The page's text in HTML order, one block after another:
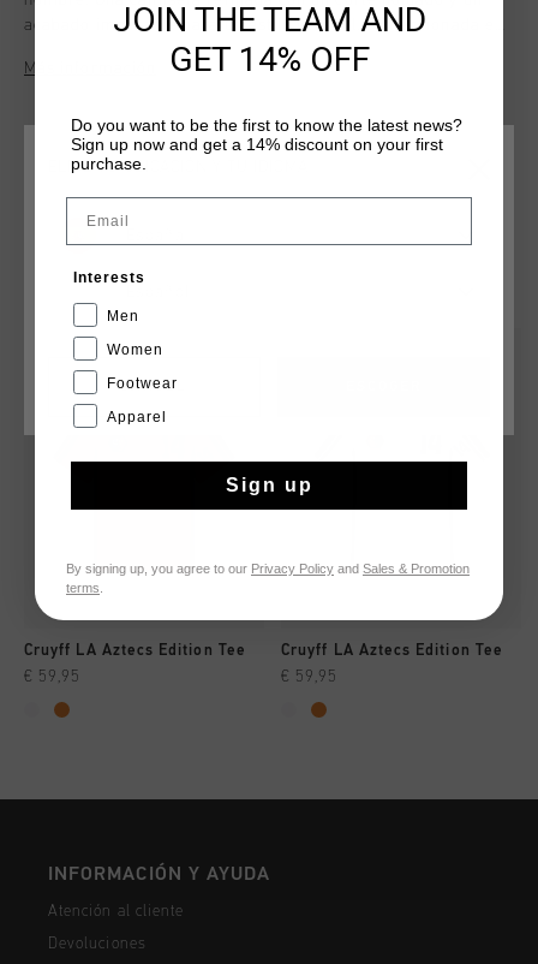
acabado impecable para un estilo versatil. Confeccionada en
95 % algodon y 5 % elastano, esta camiseta luce un logotipo
hexagonal semicircular en el cuello. El logotipo de Cruyff se
centro de la espalda.
Más información
QUIZÁ TU GUSTA ESTO
Cruyff LA Aztecs Edition Tee
€ 59,95
Cruyff LA Aztecs Edition Tee
€ 59,95
INFORMACIÓN Y AYUDA
Atención al cliente
Devoluciones
ELIGE TU UBICACIÓN Y TU IDIOMA
CANCEL
JOIN THE TEAM AND
GET 14% OFF
Do you want to be the first to know the latest news?
Sign up now and get a 14% discount on your first
purchase.
Interests
Men
Women
Footwear
Apparel
Sign up
By signing up, you agree to our Privacy Policy and Sales & Promotion
terms